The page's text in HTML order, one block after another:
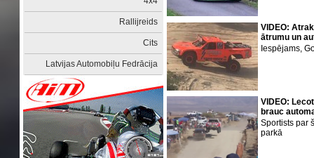
Rallijreids
Cits
Latvijas Automobiļu Fedrācija
VIDEO:
ātrumu un
Iespējams,
VIDEO:
brauc
Sportists par
parkā